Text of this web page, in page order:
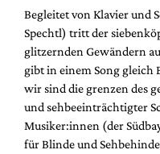
Begleitet von Klavier und
Spechtl) tritt der
glitzernden Gewändern
gibt in einem Song gleich
wir sind die grenzen des
und sehbeeinträchtigter
Musiker:innen (der
für Blinde und